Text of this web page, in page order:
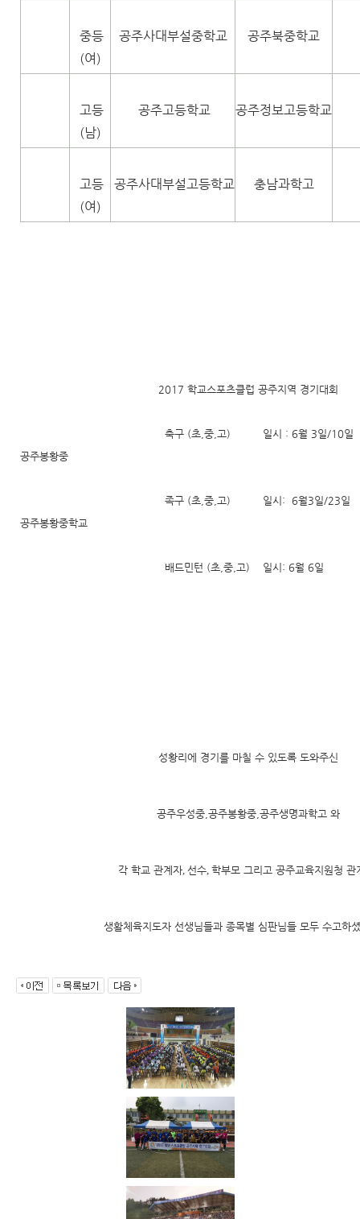
중등
(여)
공주사대부설중학교 공주북중학교
고등
(남)
공주고등학교 공주정보고등학교
고등
(여)
공주사대부설고등학교 충남과학고
2017 학교스포츠클럽 공주지역 경기대회
축구 (초,중,고) 일시 : 6월 3일/10일 장소:
공주봉황중
족구 (초,중,고) 일시: 6월3일/23일 장소:
공주봉황중학교
배드민턴 (초,중,고) 일시: 6월 6일 장소:
성황리에 경기를 마칠 수 있도록 도와주신
공주우성중,공주봉황중,공주생명과학고 와
각 학교 관계자, 선수, 학부모 그리고 공주교육지원청 관
생활체육지도자 선생님들과 종목별 심판님들 모두 수고하